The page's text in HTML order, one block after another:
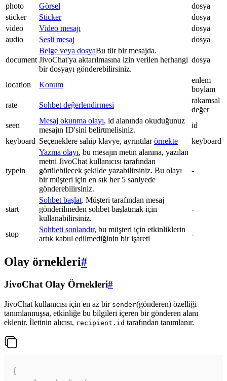
photo
Görsel
dosya
sticker
Sticker
dosya
video
Video mesajı
dosya
audio
Sesli mesaj dosya
document
Belge veya dosyaBu tür bir mesajda.
JivoChat'ya aktarılmasına izin verilen herhangi
bir dosyayı gönderebilirsiniz.
dosya
location Konum
enlem
boylam
rate
Sohbet değerlendirmesi
rakamsal
değer
seen
Mesaj okunma olayı, id alanında okuduğunuz
mesajın ID'sini belirtmelisiniz.
id
keyboard Seçeneklere sahip klavye, ayrıntılarörnekte keyboard
typein
Yazma olayı, bu mesajın metin alanına, yazılan
metni JivoChat kullanıcısı tarafından
görülebilecek şekilde yazabilirsiniz. Bu olayı
bir müşteri için en sık her 5 saniyede
gönderebilirsiniz.
-
start
Sohbet başlat. Müşteri tarafından mesaj
gönderilmeden sohbet başlatmak için
kullanabilirsiniz.
-
stop
Sohbeti sonlandır, bu müşteri için etkinliklerin
artık kabul edilmediğinin bir işareti
-
Olay örnekleri#
JivoChat Olay Örnekleri#
JivoChat kullanıcısı için en az bir sender(gönderen) özelliği
tanımlanmışsa, etkinliğe bu bilgileri içeren bir gönderen alanı
eklenir. İletinin alıcısı, recipient.id tarafından tanımlanır.
{